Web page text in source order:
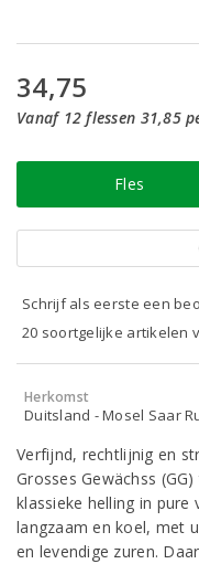
34,75
Vanaf 12 flessen 31,85
Fles
Schrijf als eerste een
20 soortgelijke artikelen
Herkomst
Duitsland - Mosel Saar
Verfijnd, rechtlijnig en
Grosses Gewächss
klassieke helling in
langzaam en koel, met
en levendige zuren.